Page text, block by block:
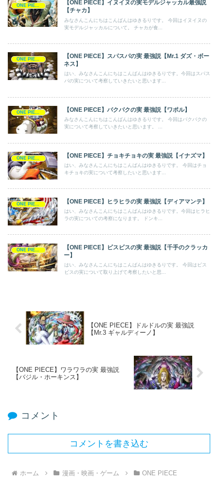
【ONE PIECE】イヌイヌの実モデルジャッカル最強説
【チャカ】
みなさんこんにちはこんばんはゆきるりです。 今回はイヌイヌの
実モデルジャッカルについて。 チャカが食...
【ONE PIECE】スパスパの実 最強説【Mr.1 ダズ・ボー
ネス】
はい、みなさんこんにちはこんばんはゆきるりです。今回はスパス
パの実について考察していきたいと思います...
ONE PIECE 【ONE PIECE】バクバクの実 最強説【ワポル】
みなさんこんにちはこんばんはゆきるりです。 今回はバクバクの
実について考察していきたいと思います。 ...
ONE PIECE 【ONE PIECE】チョキチョキの実 最強説【イナズマ】
はい、みなさんこんにちはこんばんはゆきるりです。 今回はチョ
キチョキの実について考察したいと思います...
ONE PIECE 【ONE PIECE】ヒラヒラの実 最強説【ディアマンテ】
はい、みなさんこんにちはこんばんはゆきるりです。今回はヒラヒ
ラの実についての考察になります。 ドンキ...
ONE PIECE
【ONE PIECE】ビスビスの実 最強説【千手のクラッカ
ー】
はい、みなさんこんにちはこんばんはゆきるりです。 今回はビス
ビスの実について取り上げて考察したいと思...
【ONE PIECE】ドルドルの実 最強説
【Mr.3 ギャルディーノ】
【ONE PIECE】ワラワラの実 最強説
【バジル・ホーキンス】
コメント
コメントを書き込む
ホーム 漫画・映画・ゲーム ONE PIECE